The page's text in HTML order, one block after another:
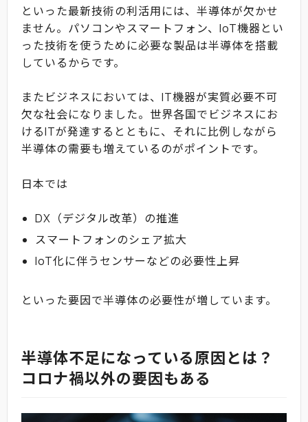
といった最新技術の利活用には、半導体が欠かせ
ません。パソコンやスマートフォン、IoT機器とい
った技術を使うために必要な製品は半導体を搭載
しているからです。
またビジネスにおいては、IT機器が実質必要不可
欠な社会になりました。世界各国でビジネスにお
けるITが発達するとともに、それに比例しながら
半導体の需要も増えているのがポイントです。
日本では
DX（デジタル改革）の推進
スマートフォンのシェア拡大
IoT化に伴うセンサーなどの必要性上昇
といった要因で半導体の必要性が増しています。
半導体不足になっている原因とは？
コロナ禍以外の要因もある